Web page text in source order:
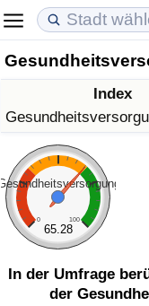
Index
0 100
65.28
In der Umfrage
der
in Akaba
Immobilienpreise
Immobilienpreis-
Immobilienpreis-
Immobilienpreis-
Lebensqualität
Lebensqualität-
Lebensqualität-
Kriminalität
Kriminalitäts-